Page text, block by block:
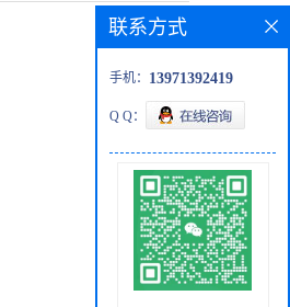
联系方式
手机： 13971392419
Q Q：